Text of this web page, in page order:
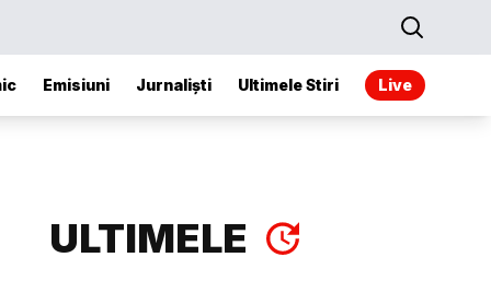
Emisiuni Jurnaliști Ultimele Stiri Live
ULTIMELE